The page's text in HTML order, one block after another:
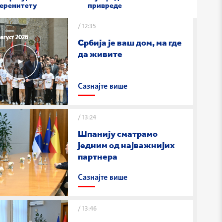
привреде
2026
/ 12:35
Србија је ваш дом, ма где
да живите
Сазнајте више
2026
/ 13:24
Шпанију сматрамо
једним од најважнијих
партнера
Сазнајте више
2026
/ 13:46